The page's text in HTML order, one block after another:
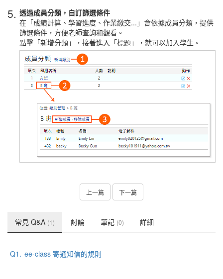
5. 透過成員分類，自訂篩選條件
在「成績計算、學習進度、作業繳交...」會依據成員分類，提供
篩選條件，方便老師查詢和觀看。
點擊「新增分類」，接著進入「標題」，就可以加入學生。
上一篇 下一篇
常見 Q&A (1) 討論 筆記 (0) 詳細
Q1. ee-class 寄通知信的規則